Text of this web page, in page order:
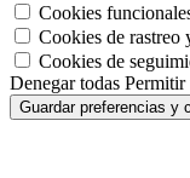
Cookies
Cookies de rastreo
Cookies de
Denegar todas Permitir
Guardar preferencias y